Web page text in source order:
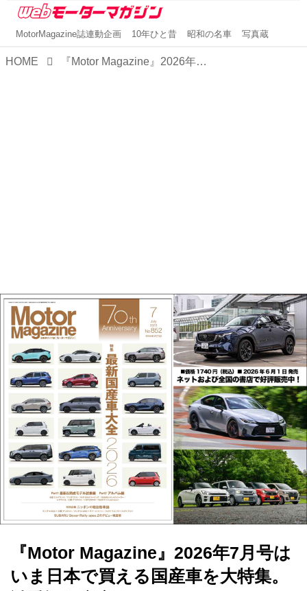
MotorMagazine誌連動企画 10年ひと昔 昭和の名車 写真蔵
HOME 『Motor Magazine』2026年7月号はいま日本で買える国産車を大特集。試乗記も充実！
『Motor Magazine』2026年7月号は
いま日本で買える国産車を大特集。